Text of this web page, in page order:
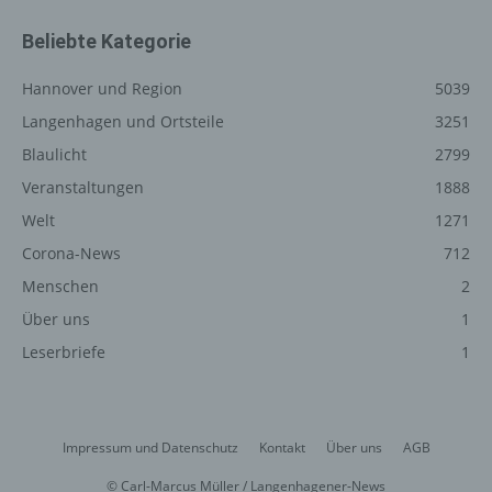
Beliebte Kategorie
Hannover und Region
5039
Langenhagen und Ortsteile
3251
Blaulicht
2799
Veranstaltungen
1888
Welt
1271
Corona-News
712
Menschen
2
Über uns
1
Leserbriefe
1
Impressum und Datenschutz Kontakt Über uns AGB
© Carl-Marcus Müller / Langenhagener-News
die Unterwebseiten, welche über ein zugreifendes
System auf unserer Internetseite angesteuert werden,
(5) das Datum und die Uhrzeit eines Zugriffs auf die
Adresse), (7) der Internet-Service-Provider des
zugreifenden Systems und (8) sonstige ähnliche Daten
und Informationen, die der Gefahrenabwehr im Falle von
Angriffen auf unsere informationstechnologischen
Systeme dienen.
Bei der Nutzung dieser allgemeinen Daten und
Informationen ziehen wird keine Rückschlüsse auf die
auszuliefern, (2) die Inhalte unserer Internetseite sowie
gewährleisten sowie (4) um Strafverfolgungsbehörden
im Falle eines Cyberangriffes die zur Strafverfolgung